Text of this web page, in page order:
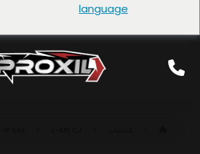
language